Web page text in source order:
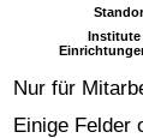
Institute
Nur für
Einige Felder